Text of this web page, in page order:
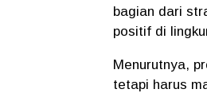
bagian dari
positif di
Menurutnya,
tetapi harus